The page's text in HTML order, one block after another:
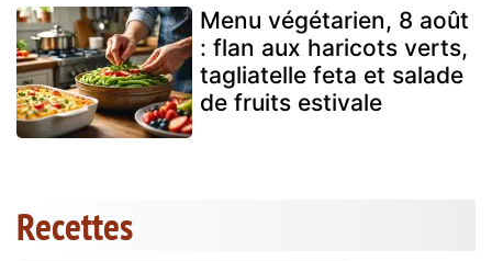
Menu végétarien, 8 août
: flan aux haricots verts,
tagliatelle feta et salade
de fruits estivale
Recettes